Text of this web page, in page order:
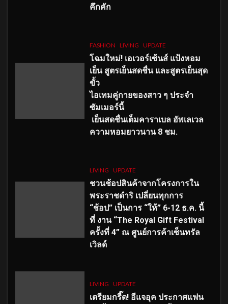
คึกคัก
FASHION LIVING UPDATE
โฉมใหม่! เอเวอร์เซ้นส์ แป้งหอม
เย็น สูตรเย็นสดชื่น และสูตรเย็นสุด
ขั้ว
ไอเทมคู่กายของสาว ๆ ประจำ
ซัมเมอร์นี้
เย็นสดชื่นเต็มคาราเบล อัพเลเวล
ความหอมยาวนาน 8 ชม.
LIVING UPDATE
ชวนช้อปสินค้าจากโครงการใน
พระราชดำริ เปลี่ยนทุกการ
“ช้อป” เป็นการ “ให้” 6-12 ธ.ค. นี้
ที่ งาน “The Royal Gift Festival
ครั้งที่ 4” ณ ศูนย์การค้าเซ็นทรัล
เวิลด์
LIVING UPDATE
เตรียมกรี๊ด! อีแจอุค ประกาศแฟน